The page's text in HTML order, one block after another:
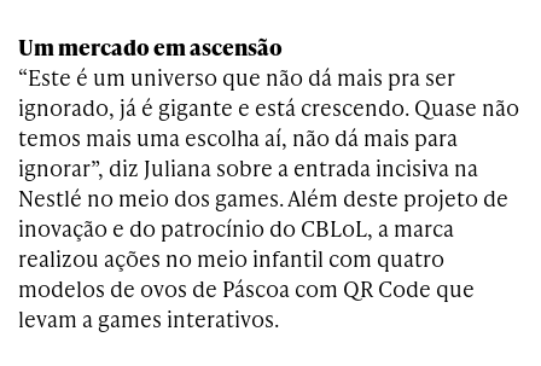
Um mercado em ascensão
“Este é um universo que não dá mais pra ser
ignorado, já é gigante e está crescendo. Quase não
temos mais uma escolha aí, não dá mais para
ignorar”, diz Juliana sobre a entrada incisiva na
Nestlé no meio dos games. Além deste projeto de
inovação e do patrocínio do CBLoL, a marca
realizou ações no meio infantil com quatro
modelos de ovos de Páscoa com QR Code que
levam a games interativos.